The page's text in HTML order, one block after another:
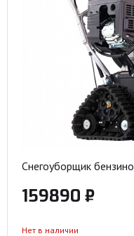
Снегоуборщик
159890 ₽
Нет в наличии